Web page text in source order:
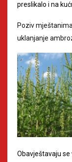
preslikalo i na
Poziv
uklanjanje
Obavještavaju se